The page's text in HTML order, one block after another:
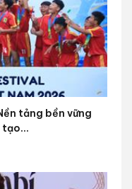
tảng bền vững
tạo...